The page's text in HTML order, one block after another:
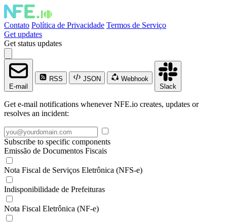
Contato Política de Privacidade Termos de Serviço
Get updates
Get status updates
E-mail
RSS JSON
Webhook
Slack
Get e-mail notifications whenever NFE.io creates, updates or
resolves an incident:
Subscribe to specific components
Emissão de Documentos Fiscais
Nota Fiscal de Serviços Eletrônica (NFS-e)
Indisponibilidade de Prefeituras
Nota Fiscal Eletrônica (NF-e)